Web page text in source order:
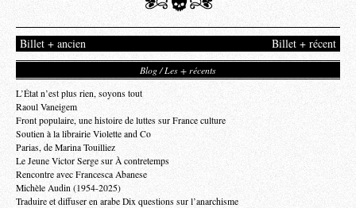
Billet + récent
Billet + ancien
Blog / Les + récents
L’État n’est plus rien, soyons tout
Raoul Vaneigem
Front populaire, une histoire de luttes sur France culture
Soutien à la librairie Violette and Co
Parias, de Marina Touilliez
Le Jeune Victor Serge sur À contretemps
Rencontre avec Francesca Abanese
Michèle Audin (1954-2025)
Traduire et diffuser en arabe Dix questions sur l’anarchisme